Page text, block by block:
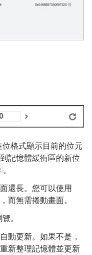
格式顯示目前的位元
記憶體緩衝區的新位
。
還長。您可以使用
而無需捲動畫面。
。
動更新。如果不是，
新整理記憶體並更新